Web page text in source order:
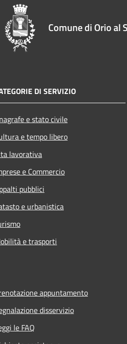
Comune di Orio al
DI SERVIZIO
e stato civile
e tempo libero
lavorativa
e Commercio
pubblici
e urbanistica
e trasporti
appuntamento
disservizio
le FAQ